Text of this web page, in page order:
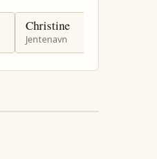
Christine
Jentenavn